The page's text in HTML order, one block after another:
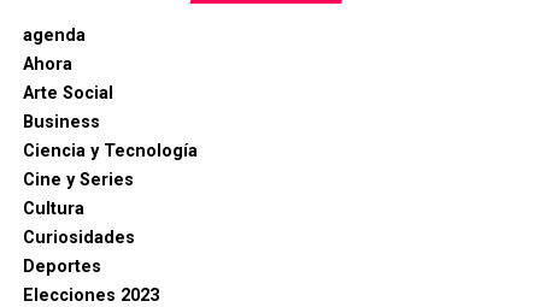
agenda
Ahora
Arte Social
Business
Ciencia y Tecnología
Cine y Series
Cultura
Curiosidades
Deportes
Elecciones 2023